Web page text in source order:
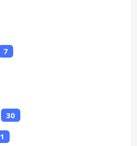
7
30
1